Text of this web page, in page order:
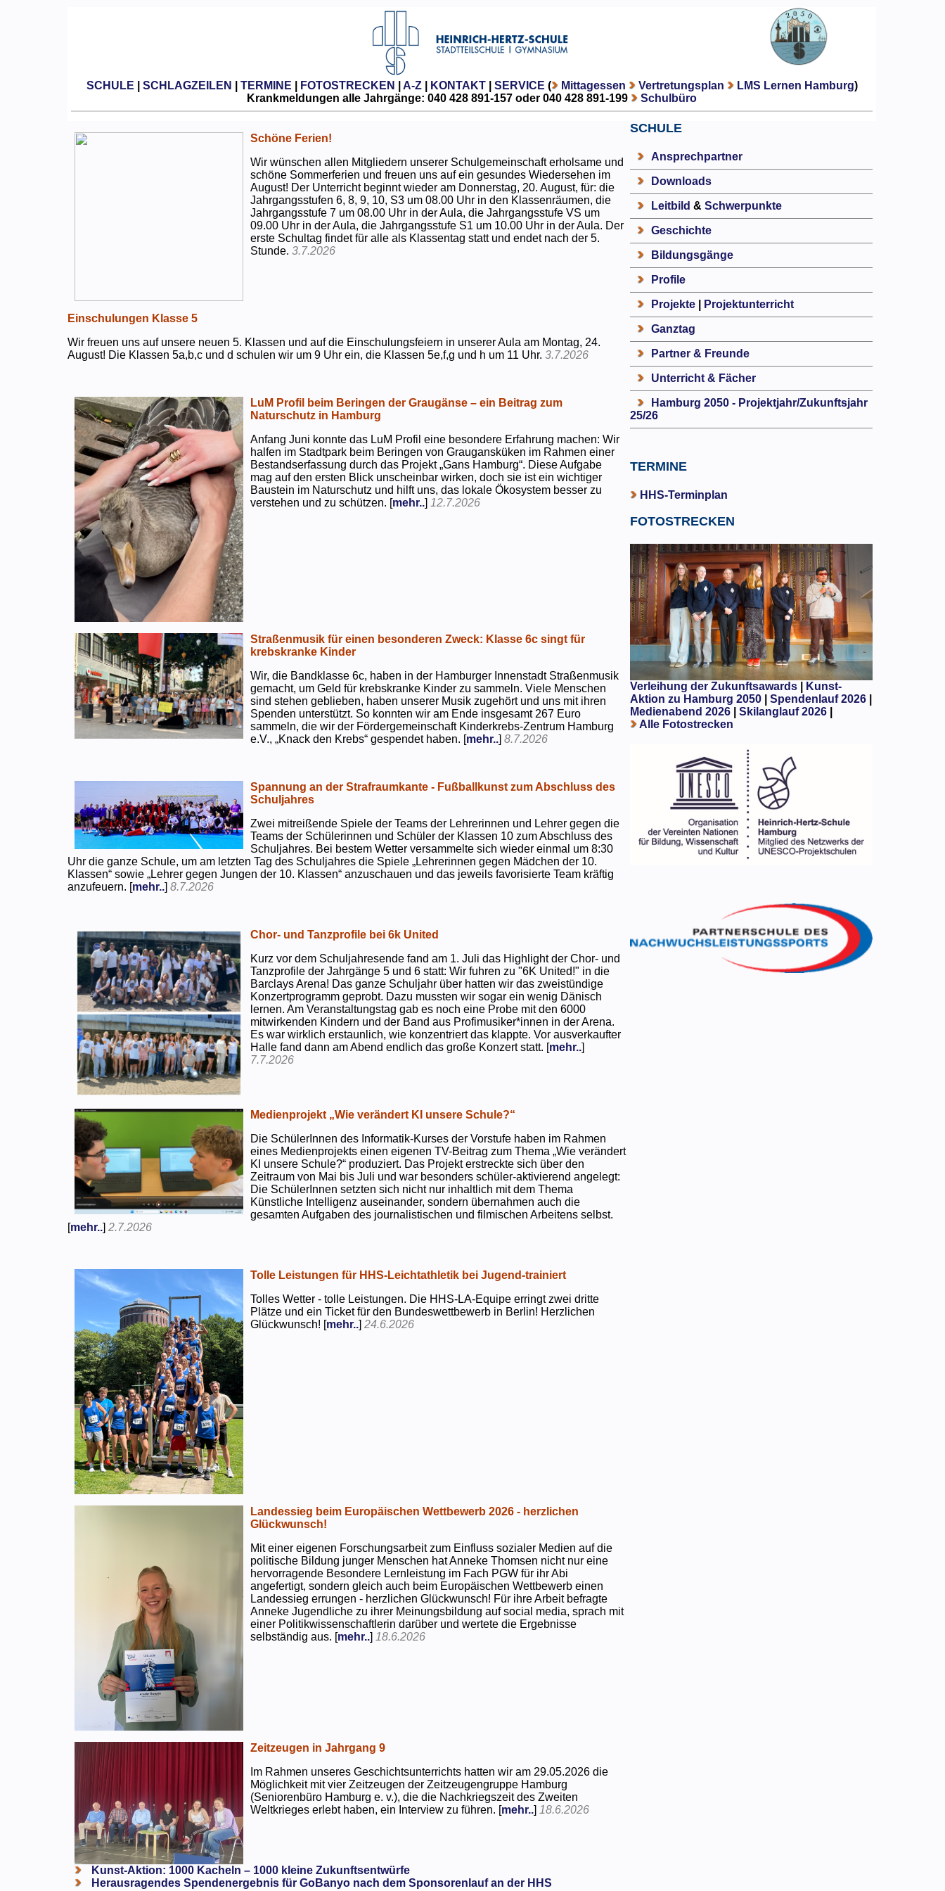
SCHULE SCHLAGZEILEN TERMINE FOTOSTRECKEN A-Z| KONTAKT| SERVICE ( Mittagessen Vertretungsplan LMS Lernen Hamburg)
Krankmeldungen alle Jahrgänge: 040 428 891-157 oder 040 428 891-199
Schulbüro
Schöne Ferien!
Wir wünschen allen Mitgliedern unserer Schulgemeinschaft erholsame und
schöne Sommerferien und freuen uns auf ein gesundes Wiedersehen im
August! Der Unterricht beginnt wieder am Donnerstag, 20. August, für: die
Jahrgangsstufen 6, 8, 9, 10, S3 um 08.00 Uhr in den Klassenräumen, die
Jahrgangsstufe 7 um 08.00 Uhr in der Aula, die Jahrgangsstufe VS um
09.00 Uhr in der Aula, die Jahrgangsstufe S1 um 10.00 Uhr in der Aula. Der
erste Schultag findet für alle als Klassentag statt und endet nach der 5.
Stunde.3.7.2026
Einschulungen Klasse 5
Wir freuen uns auf unsere neuen 5. Klassen und auf die Einschulungsfeiern in unserer Aula am Montag, 24.
August! Die Klassen 5a,b,c und d schulen wir um 9 Uhr ein, die Klassen 5e,f,g und h um 11 Uhr.3.7.2026
LuM Profil beim Beringen der Graugänse – ein Beitrag zum
Naturschutz in Hamburg
Anfang Juni konnte das LuM Profil eine besondere Erfahrung machen: Wir
halfen im Stadtpark beim Beringen von Graugansküken im Rahmen einer
Bestandserfassung durch das Projekt „Gans Hamburg“. Diese Aufgabe
mag auf den ersten Blick unscheinbar wirken, doch sie ist ein wichtiger
Baustein im Naturschutz und hilft uns, das lokale Ökosystem besser zu
verstehen und zu schützen. [mehr..] 12.7.2026
Straßenmusik für einen besonderen Zweck: Klasse 6c singt für
krebskranke Kinder
Wir, die Bandklasse 6c, haben in der Hamburger Innenstadt Straßenmusik
gemacht, um Geld für krebskranke Kinder zu sammeln. Viele Menschen
sind stehen geblieben, haben unserer Musik zugehört und uns mit ihren
Spenden unterstützt. So konnten wir am Ende insgesamt 267 Euro
sammeln, die wir der Fördergemeinschaft Kinderkrebs-Zentrum Hamburg
e.V., „Knack den Krebs“ gespendet haben. [mehr..]8.7.2026
Spannung an der Strafraumkante - Fußballkunst zum Abschluss des
Schuljahres
Zwei mitreißende Spiele der Teams der Lehrerinnen und Lehrer gegen die
Teams der Schülerinnen und Schüler der Klassen 10 zum Abschluss des
Schuljahres. Bei bestem Wetter versammelte sich wieder einmal um 8:30
Uhr die ganze Schule, um am letzten Tag des Schuljahres die Spiele „Lehrerinnen gegen Mädchen der 10.
Klassen“ sowie „Lehrer gegen Jungen der 10. Klassen“ anzuschauen und das jeweils favorisierte Team kräftig
anzufeuern. [mehr..]8.7.2026
Chor- und Tanzprofile bei 6k United
Kurz vor dem Schuljahresende fand am 1. Juli das Highlight der Chor- und
Tanzprofile der Jahrgänge 5 und 6 statt: Wir fuhren zu "6K United!" in die
Barclays Arena! Das ganze Schuljahr über hatten wir das zweistündige
Konzertprogramm geprobt. Dazu mussten wir sogar ein wenig Dänisch
lernen. Am Veranstaltungstag gab es noch eine Probe mit den 6000
mitwirkenden Kindern und der Band aus Profimusiker*innen in der Arena.
Es war wirklich erstaunlich, wie konzentriert das klappte. Vor ausverkaufter
Halle fand dann am Abend endlich das große Konzert statt. [mehr..]
7.7.2026
Medienprojekt „Wie verändert KI unsere Schule?“
Die SchülerInnen des Informatik-Kurses der Vorstufe haben im Rahmen
eines Medienprojekts einen eigenen TV-Beitrag zum Thema „Wie verändert
KI unsere Schule?“ produziert. Das Projekt erstreckte sich über den
Zeitraum von Mai bis Juli und war besonders schüler-aktivierend angelegt:
Die SchülerInnen setzten sich nicht nur inhaltlich mit dem Thema
Künstliche Intelligenz auseinander, sondern übernahmen auch die
gesamten Aufgaben des journalistischen und filmischen Arbeitens selbst.
[mehr..]2.7.2026
Tolle Leistungen für HHS-Leichtathletik bei Jugend-trainiert
Tolles Wetter - tolle Leistungen. Die HHS-LA-Equipe erringt zwei dritte
Plätze und ein Ticket für den Bundeswettbewerb in Berlin! Herzlichen
Glückwunsch! [mehr..]24.6.2026
Landessieg beim Europäischen Wettbewerb 2026 - herzlichen
Glückwunsch!
Mit einer eigenen Forschungsarbeit zum Einfluss sozialer Medien auf die
politische Bildung junger Menschen hat Anneke Thomsen nicht nur eine
hervorragende Besondere Lernleistung im Fach PGW für ihr Abi
angefertigt, sondern gleich auch beim Europäischen Wettbewerb einen
Landessieg errungen - herzlichen Glückwunsch! Für ihre Arbeit befragte
Anneke Jugendliche zu ihrer Meinungsbildung auf social media, sprach mit
einer Politikwissenschaftlerin darüber und wertete die Ergebnisse
selbständig aus. [mehr..] 18.6.2026
Zeitzeugen in Jahrgang 9
Im Rahmen unseres Geschichtsunterrichts hatten wir am 29.05.2026 die
Möglichkeit mit vier Zeitzeugen der Zeitzeugengruppe Hamburg
(Seniorenbüro Hamburg e. v.), die die Nachkriegszeit des Zweiten
Weltkrieges erlebt haben, ein Interview zu führen. [mehr..] 18.6.2026
Kunst-Aktion: 1000 Kacheln – 1000 kleine Zukunftsentwürfe
Herausragendes Spendenergebnis für GoBanyo nach dem Sponsorenlauf an der HHS
SCHULE
Ansprechpartner
Downloads
Leitbild & Schwerpunkte
Geschichte
Bildungsgänge
Profile
Projekte| Projektunterricht
Ganztag
Partner & Freunde
Unterricht & Fächer
Hamburg 2050 - Projektjahr/Zukunftsjahr
25/26
TERMINE
HHS-Terminplan
FOTOSTRECKEN
Verleihung der Zukunftsawards|
Kunst-
Aktion zu Hamburg 2050
Spendenlauf 2026|
Medienabend 2026| Skilanglauf 2026|
Alle Fotostrecken